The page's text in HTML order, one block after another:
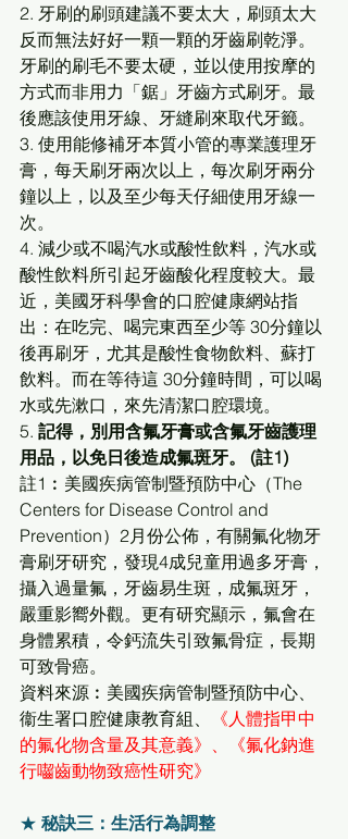
2. 牙刷的刷頭建議不要太大，刷頭太大
反而無法好好一顆一顆的牙齒刷乾淨。
牙刷的刷毛不要太硬，並以使用按摩的
方式而非用力「鋸」牙齒方式刷牙。最
後應該使用牙線、牙縫刷來取代牙籤。
3. 使用能修補牙本質小管的專業護理牙
膏，每天刷牙兩次以上，每次刷牙兩分
鐘以上，以及至少每天仔細使用牙線一
次。
4. 減少或不喝汽水或酸性飲料，汽水或
酸性飲料所引起牙齒酸化程度較大。最
近，美國牙科學會的口腔健康網站指
出：在吃完、喝完東西至少等 30分鐘以
後再刷牙，尤其是酸性食物飲料、蘇打
飲料。而在等待這 30分鐘時間，可以喝
水或先漱口，來先清潔口腔環境。
5. 記得，別用含氟牙膏或含氟牙齒護理
用品，以免日後造成氟斑牙。 (註1)
註1︰美國疾病管制暨預防中心（The
Centers for Disease Control and
Prevention）2月份公佈，有關氟化物牙
膏刷牙研究，發現4成兒童用過多牙膏，
攝入過量氟，牙齒易生斑，成氟斑牙，
嚴重影嚮外觀。更有研究顯示，氟會在
身體累積，令鈣流失引致氟骨症，長期
可致骨癌。
資料來源︰美國疾病管制暨預防中心、
衞生署口腔健康教育組、
《人體指甲中
的氟化物含量及其意義》 、
《氟化鈉進
行囓齒動物致癌性研究》
★ 秘訣三：生活行為調整